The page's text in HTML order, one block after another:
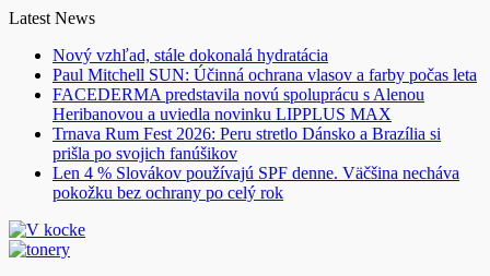
Skip
content
Latest News
Nový vzhľad, stále dokonalá hydratácia
Paul Mitchell SUN: Účinná ochrana vlasov a farby počas leta
FACEDERMA predstavila novú spoluprácu s Alenou
Heribanovou a uviedla novinku LIPPLUS MAX
Trnava Rum Fest 2026: Peru stretlo Dánsko a Brazília si
prišla po svojich fanúšikov
Len 4 % Slovákov používajú SPF denne. Väčšina necháva
pokožku bez ochrany po celý rok